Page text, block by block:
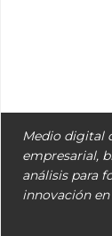
Medio digital
empresarial,
análisis para
innovación en